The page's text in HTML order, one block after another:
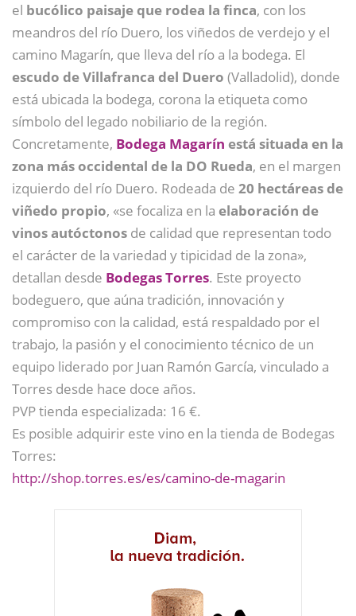
el bucólico paisaje que rodea la finca, con los
meandros del río Duero, los viñedos de verdejo y el
camino Magarín, que lleva del río a la bodega. El
escudo de Villafranca del Duero (Valladolid), donde
está ubicada la bodega, corona la etiqueta como
símbolo del legado nobiliario de la región.
Concretamente, Bodega Magarín está situada en la
zona más occidental de la DO Rueda, en el margen
izquierdo del río Duero. Rodeada de 20 hectáreas de
viñedo propio, «se focaliza en la elaboración de
vinos autóctonos de calidad que representan todo
el carácter de la variedad y tipicidad de la zona»,
detallan desde Bodegas Torres. Este proyecto
bodeguero, que aúna tradición, innovación y
compromiso con la calidad, está respaldado por el
trabajo, la pasión y el conocimiento técnico de un
equipo liderado por Juan Ramón García, vinculado a
Torres desde hace doce años.
PVP tienda especializada: 16 €.
Es posible adquirir este vino en la tienda de Bodegas
Torres:
http://shop.torres.es/es/camino-de-magarin